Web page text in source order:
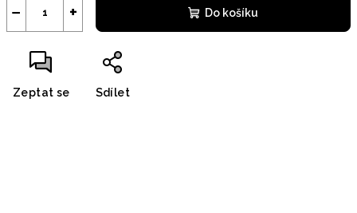
+
− Do košíku
Zeptat se Sdílet